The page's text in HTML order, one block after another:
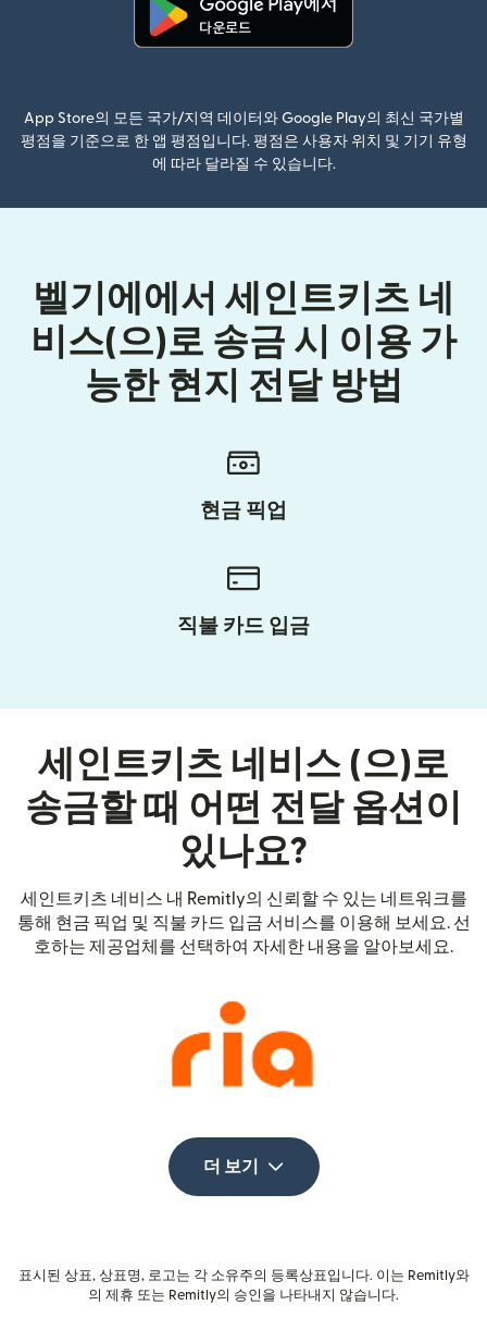
App Store의 모든 국가/지역 데이터와 Google Play의 최신 국가별
평점을 기준으로 한 앱 평점입니다. 평점은 사용자 위치 및 기기 유형
에 따라 달라질 수 있습니다.
벨기에에서 세인트키츠 네
비스(으)로 송금 시 이용 가
능한 현지 전달 방법
현금 픽업
직불 카드 입금
세인트키츠 네비스 (으)로
송금할 때 어떤 전달 옵션이
있나요?
세인트키츠 네비스 내 Remitly의 신뢰할 수 있는 네트워크를
통해 현금 픽업 및 직불 카드 입금 서비스를 이용해 보세요. 선
호하는 제공업체를 선택하여 자세한 내용을 알아보세요.
더 보기
표시된 상표, 상표명, 로고는 각 소유주의 등록상표입니다. 이는 Remitly와
의 제휴 또는 Remitly의 승인을 나타내지 않습니다.